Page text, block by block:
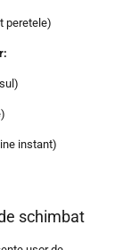
peretele)
instant)
schimbat